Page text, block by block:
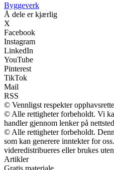
Byggeverk
Å dele er kjærlig
X
Facebook
Instagram
LinkedIn
YouTube
Pinterest
TikTok
Mail
RSS
© Vennligst respekter
© Alle rettigheter forbeholdt. Vi
handler gjennom lenker på
© Alle rettigheter forbeholdt.
som kan generere inntekter for
videredistribueres eller brukes
Artikler
Gratis materiale